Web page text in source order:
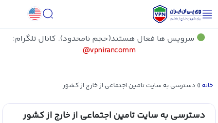
سرویس ها فعال هستند(حجم نامحدود). کانال تلگرام:
vpnirancomm@
خانه»دسترسی به سایت تامین اجتماعی از خارج از کشور
دسترسی به سایت تامین اجتماعی از خارج از کشور